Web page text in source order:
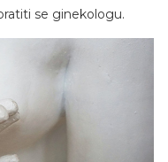
se ginekologu.